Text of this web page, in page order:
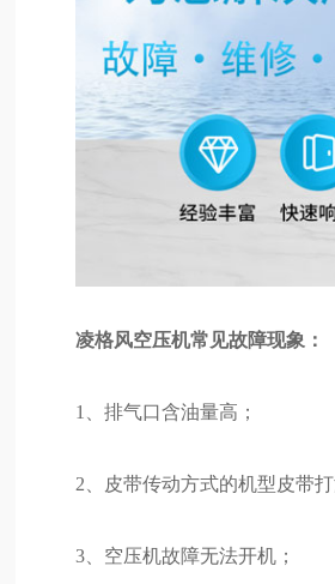
凌格风空压机常见故障现象：
1、排气口含油量高；
2、皮带传动方式的机型皮带打
3、空压机故障无法开机；